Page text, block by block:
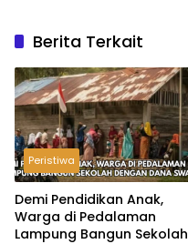
Berita Terkait
Peristiwa
Demi Pendidikan Anak,
Warga di Pedalaman
Lampung Bangun Sekolah